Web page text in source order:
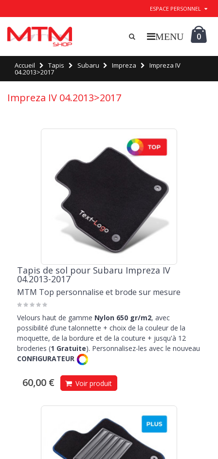
ESPACE PERSONNEL
0
Accueil Tapis Subaru Impreza Impreza IV
04.2013>2017
Impreza IV 04.2013>2017
Tapis de sol pour Subaru Impreza IV
04.2013-2017
MTM Top personnalise et brode sur mesure
Velours haut de gamme Nylon 650 gr/m2, avec
possibilité d’une talonnette + choix de la couleur de la
moquette, de la bordure et de la couture + jusqu'à 12
broderies (1 Gratuite). Personnalisez-les avec le nouveau
CONFIGURATEUR
60,00 € Voir produit